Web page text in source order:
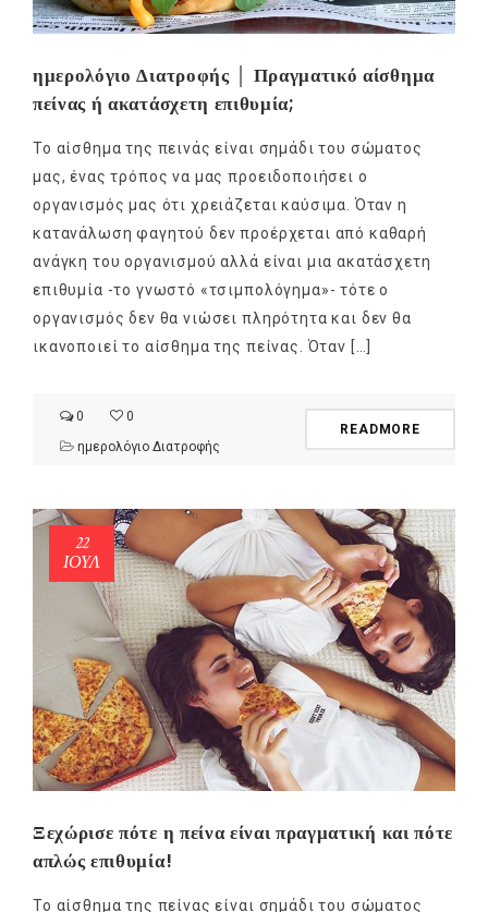
ημερολόγιο Διατροφής │ Πραγματικό αίσθημα
πείνας ή ακατάσχετη επιθυμία;
Το αίσθημα της πεινάς είναι σημάδι του σώματος
μας, ένας τρόπος να μας προειδοποιήσει ο
οργανισμός μας ότι χρειάζεται καύσιμα. Όταν η
κατανάλωση φαγητού δεν προέρχεται από καθαρή
ανάγκη του οργανισμού αλλά είναι μια ακατάσχετη
επιθυμία -το γνωστό «τσιμπολόγημα»- τότε ο
οργανισμός δεν θα νιώσει πληρότητα και δεν θα
ικανοποιεί το αίσθημα της πείνας. Όταν […]
0
0
ημερολόγιο Διατροφής
READMORE
22
ΙΟΎΛ
Ξεχώρισε πότε η πείνα είναι πραγματική και πότε
απλώς επιθυμία!
Το αίσθημα της πείνας είναι σημάδι του σώματος